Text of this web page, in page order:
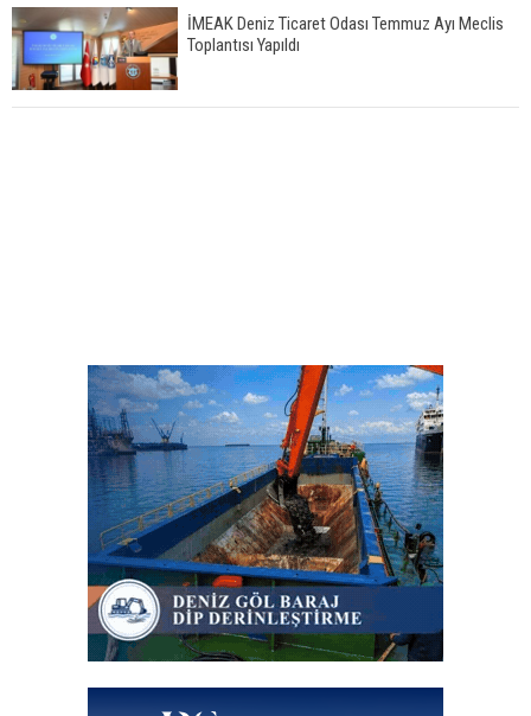
İMEAK Deniz Ticaret Odası Temmuz Ayı Meclis
Toplantısı Yapıldı